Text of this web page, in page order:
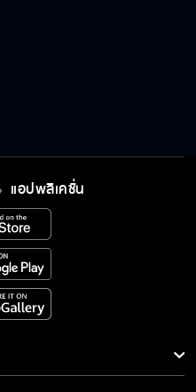
แอปพลิเคชั่น